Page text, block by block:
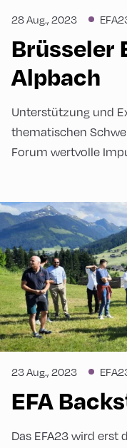
28 Aug., 2023
Brüsseler
Alpbach
Unterstützung und
thematischen
Forum wertvolle
23 Aug., 2023
EFA
Das EFA23 wird erst